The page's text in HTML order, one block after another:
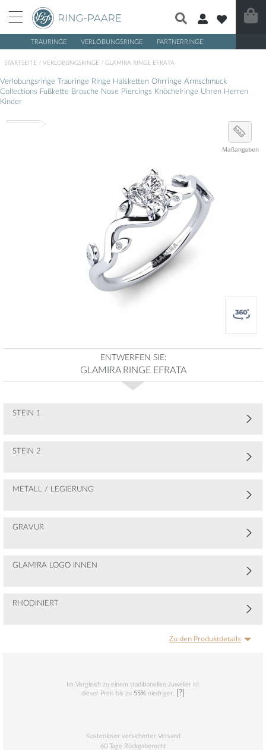
TRAURINGE VERLOBUNGSRINGE PARTNERRINGE
STARTSEITE / VERLOBUNGSRINGE / GLAMIRA RINGE EFRATA
Verlobungsringe Trauringe Ringe Halsketten Ohrringe Armschmuck
Collections Fußkette Brosche Nose Piercings Knöchelringe Uhren Herren
Kinder
ENTWERFEN SIE:
GLAMIRA RINGE EFRATA
STEIN 1
STEIN 2
METALL / LEGIERUNG
GRAVUR
GLAMIRA LOGO INNEN
RHODINIERT
Zu den Produktdetails
Maßangaben
Im Vergleich zu einem traditionellen Juwelier ist
dieser Preis bis zu 55% niedriger. [?]
Kostenloser versicherter Versand
60 Tage Rückgaberecht